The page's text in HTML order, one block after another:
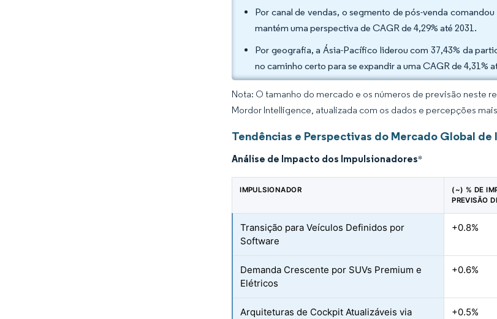
Por canal de vendas, o segmento de pós-venda
mantém uma perspectiva de CAGR de 4,29% até 2031.
Por geografia, a Ásia-Pacífico liderou com 37,43% da
no caminho certo para se expandir a uma CAGR de 4,31%
Nota: O tamanho do mercado e os números de previsão neste
Mordor Intelligence, atualizada com os dados e percepções
Tendências e Perspectivas do Mercado Global
Análise de Impacto dos Impulsionadores*
IMPULSIONADOR
(~) % DE
PREVISÃO
Transição para Veículos Definidos por
Software
+0.8%
Demanda Crescente por SUVs Premium e
Elétricos
+0.6%
Arquiteturas de Cockpit Atualizáveis via
+0.5%